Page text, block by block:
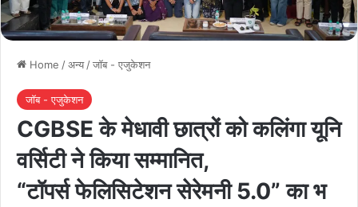
Home /अन्य /जॉब - एजुकेशन
जॉब - एजुकेशन
CGBSE के मेधावी छात्रों को कलिंगा यूनि
वर्सिटी ने किया सम्मानित,
“टॉपर्स फेलिसिटेशन सेरेमनी 5.0” का भ